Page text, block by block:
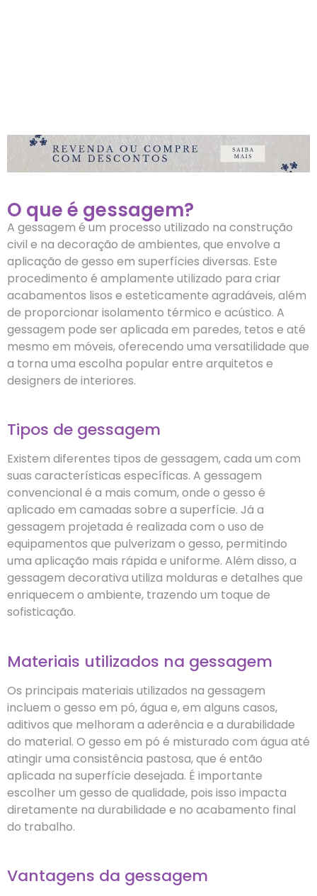
O que é gessagem?
A gessagem é um processo utilizado na construção
civil e na decoração de ambientes, que envolve a
aplicação de gesso em superfícies diversas. Este
procedimento é amplamente utilizado para criar
acabamentos lisos e esteticamente agradáveis, além
de proporcionar isolamento térmico e acústico. A
gessagem pode ser aplicada em paredes, tetos e até
mesmo em móveis, oferecendo uma versatilidade que
a torna uma escolha popular entre arquitetos e
designers de interiores.
Tipos de gessagem
Existem diferentes tipos de gessagem, cada um com
suas características específicas. A gessagem
convencional é a mais comum, onde o gesso é
aplicado em camadas sobre a superfície. Já a
gessagem projetada é realizada com o uso de
equipamentos que pulverizam o gesso, permitindo
uma aplicação mais rápida e uniforme. Além disso, a
gessagem decorativa utiliza molduras e detalhes que
enriquecem o ambiente, trazendo um toque de
sofisticação.
Materiais utilizados na gessagem
Os principais materiais utilizados na gessagem
incluem o gesso em pó, água e, em alguns casos,
aditivos que melhoram a aderência e a durabilidade
do material. O gesso em pó é misturado com água até
atingir uma consistência pastosa, que é então
aplicada na superfície desejada. É importante
escolher um gesso de qualidade, pois isso impacta
diretamente na durabilidade e no acabamento final
do trabalho.
Vantagens da gessagem